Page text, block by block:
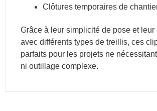
Clôtures temporaires de
Grâce à leur simplicité de pose et
avec différents types de treillis, ces
parfaits pour les projets ne
ni outillage complexe.